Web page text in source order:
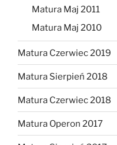
Matura Maj 2011
Matura Maj 2010
Matura Czerwiec 2019
Matura Sierpień 2018
Matura Czerwiec 2018
Matura Operon 2017